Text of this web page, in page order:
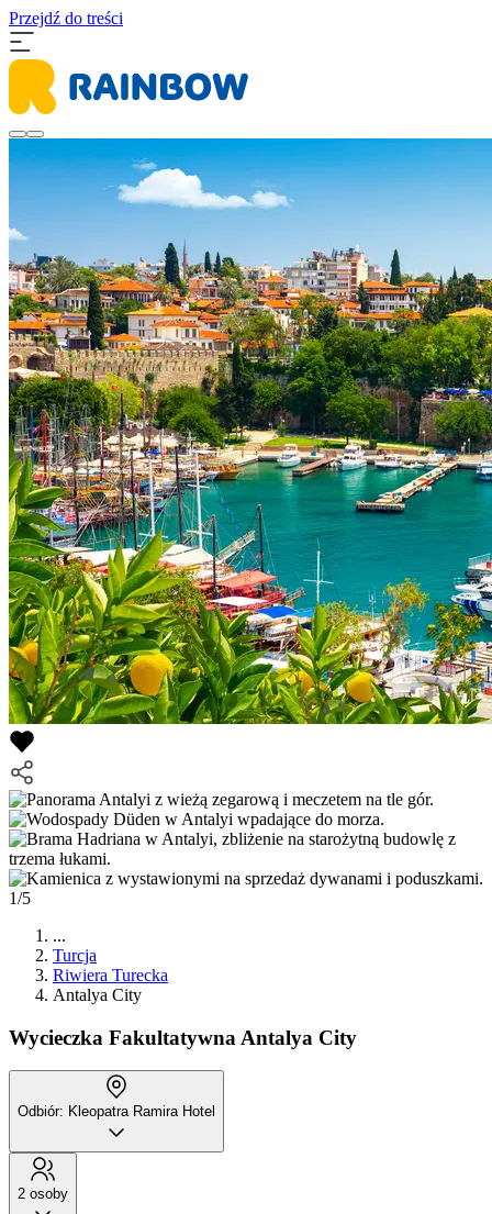
Przejdź do treści
1/5
...
Turcja
Riwiera Turecka
Antalya City
Wycieczka Fakultatywna Antalya City
Odbiór: Kleopatra Ramira Hotel
2 osoby